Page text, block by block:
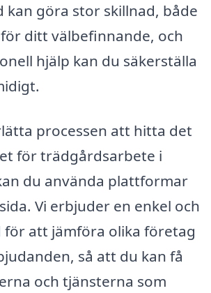
kan göra stor skillnad, både
ditt välbefinnande, och
hjälp kan du säkerställa
processen att hitta det
för trädgårdsarbete i
du använda plattformar
Vi erbjuder en enkel och
för att jämföra olika företag
så att du kan få
och tjänsterna som